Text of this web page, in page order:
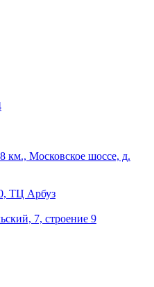
км., Московское шоссе, д.
ТЦ Арбуз
7, строение 9